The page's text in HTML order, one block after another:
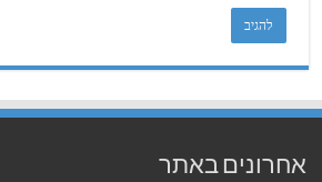
אחרונים באתר